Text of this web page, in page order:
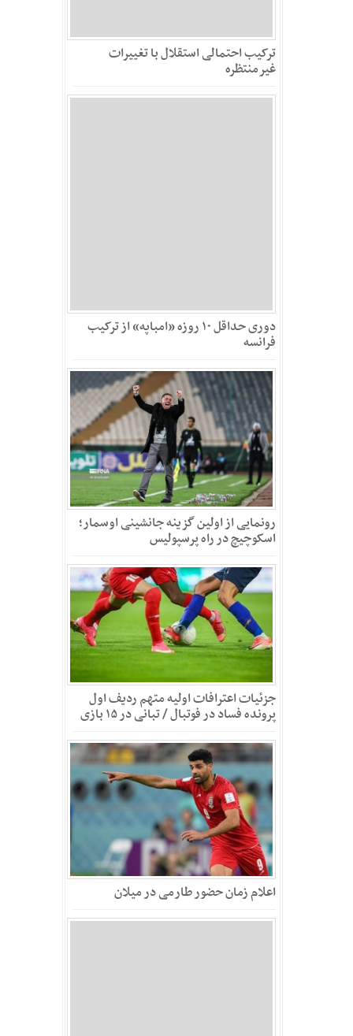
ترکیب احتمالی استقلال با تغییرات
غیرمنتظره
دوری حداقل ۱۰ روزه «امباپه» از ترکیب
فرانسه
رونمایی از اولین گزینه جانشینی اوسمار؛
اسکوچیچ در راه پرسپولیس
جزئیات اعترافات اولیه متهم ردیف اول
پرونده فساد در فوتبال / تبانی در ۱۵ بازی
اعلام زمان حضور طارمی در میلان